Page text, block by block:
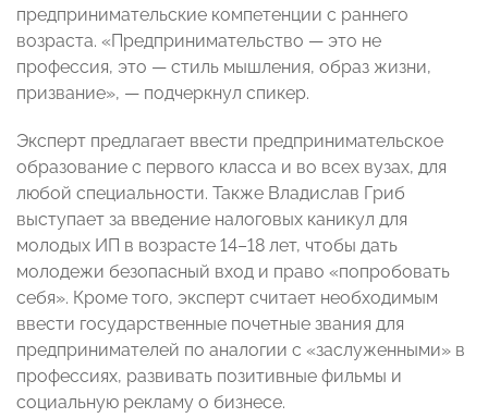
предпринимательские компетенции с раннего
возраста. «Предпринимательство — это не
профессия, это — стиль мышления, образ жизни,
призвание», — подчеркнул спикер.
Эксперт предлагает ввести предпринимательское
образование с первого класса и во всех вузах, для
любой специальности. Также Владислав Гриб
выступает за введение налоговых каникул для
молодых ИП в возрасте 14–18 лет, чтобы дать
молодежи безопасный вход и право «попробовать
себя». Кроме того, эксперт считает необходимым
ввести государственные почетные звания для
предпринимателей по аналогии с «заслуженными» в
профессиях, развивать позитивные фильмы и
социальную рекламу о бизнесе.